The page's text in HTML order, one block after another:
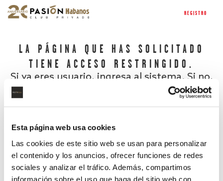
Esta página web usa cookies
Las cookies de este sitio web se usan para personalizar
el contenido y los anuncios, ofrecer funciones de redes
sociales y analizar el tráfico. Además, compartimos
información sobre el uso que haga del sitio web con
REGISTRO
LA PÁGINA QUE HAS SOLICITADO
TIENE ACCESO RESTRINGIDO.
Si ya eres usuario, ingresa al sistema. Si no,